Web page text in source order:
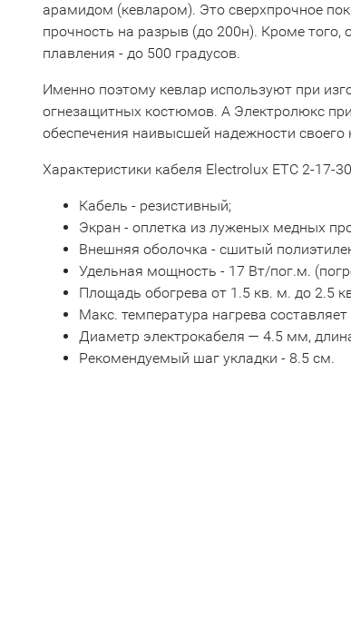
арамидом (кевларом). Это сверхпрочное
прочность на разрыв (до 200н). Кроме того,
плавления - до 500 градусов.
Именно поэтому кевлар используют при
огнезащитных костюмов. А Электролюкс
обеспечения наивысшей надежности своего
Характеристики кабеля Electrolux ETC 2-17-
Кабель - резистивный;
Экран - оплетка из луженых медных
Внешняя оболочка - сшитый
Удельная мощность - 17 Вт/пог.м.
Площадь обогрева от 1.5 кв. м. до 2.5
Макс. температура нагрева составляет
Диаметр электрокабеля — 4.5 мм,
Рекомендуемый шаг укладки - 8.5 см.